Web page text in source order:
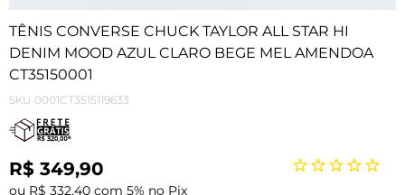
TÊNIS CONVERSE CHUCK TAYLOR ALL STAR HI
DENIM MOOD AZUL CLARO BEGE MEL AMENDOA
CT35150001
SKU 0001CT3515119633
R$ 349,90
ou R$ 332,40 com 5% no Pix